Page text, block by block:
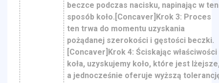
beczce podczas nacisku, napinając w ten
sposób koło.[Concaver]Krok 3: Proces
ten trwa do momentu uzyskania
pożądanej szerokości i gęstości beczki.
[Concaver]Krok 4: Ściskając właściwości
koła, uzyskujemy koło, które jest
a jednocześnie oferuje wyższą